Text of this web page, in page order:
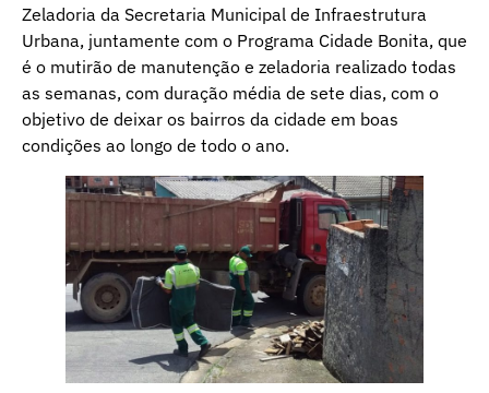
Zeladoria da Secretaria Municipal de Infraestrutura
Urbana, juntamente com o Programa Cidade Bonita, que
é o mutirão de manutenção e zeladoria realizado todas
as semanas, com duração média de sete dias, com o
objetivo de deixar os bairros da cidade em boas
condições ao longo de todo o ano.